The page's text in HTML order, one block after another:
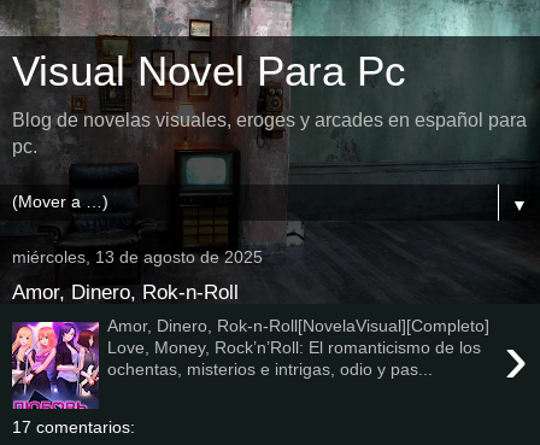
Visual Novel Para Pc
Blog de novelas visuales, eroges y arcades en español para
pc.
▼
miércoles, 13 de agosto de 2025
Amor, Dinero, Rok-n-Roll
›
Amor, Dinero, Rok-n-Roll[NovelaVisual][Completo]
Love, Money, Rock’n’Roll: El romanticismo de los
ochentas, misterios e intrigas, odio y pas...
17 comentarios: